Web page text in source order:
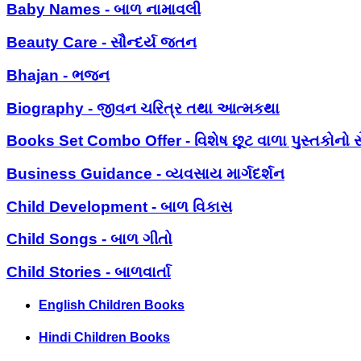
Baby Names - બાળ નામાવલી
Beauty Care - સૌન્દર્ય જતન
Bhajan - ભજન
Biography - જીવન ચરિત્ર તથા આત્મકથા
Books Set Combo Offer - વિશેષ છૂટ વાળા પુસ્તકોનો
Business Guidance - વ્યવસાય માર્ગદર્શન
Child Development - બાળ વિકાસ
Child Songs - બાળ ગીતો
Child Stories - બાળવાર્તા
English Children Books
Hindi Children Books